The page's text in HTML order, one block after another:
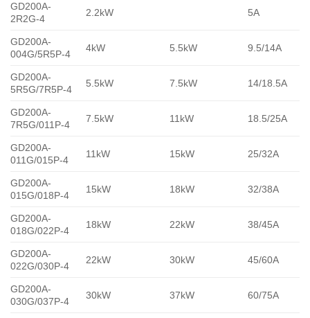
GD200A-
2R2G-4
2.2kW 5A
GD200A-
004G/5R5P-4
4kW 5.5kW 9.5/14A
GD200A-
5R5G/7R5P-4
5.5kW 7.5kW 14/18.5A
GD200A-
7R5G/011P-4
7.5kW 11kW 18.5/25A
GD200A-
011G/015P-4
11kW 15kW 25/32A
GD200A-
015G/018P-4
15kW 18kW 32/38A
GD200A-
018G/022P-4
18kW 22kW 38/45A
GD200A-
022G/030P-4
22kW 30kW 45/60A
GD200A-
030G/037P-4
30kW 37kW 60/75A